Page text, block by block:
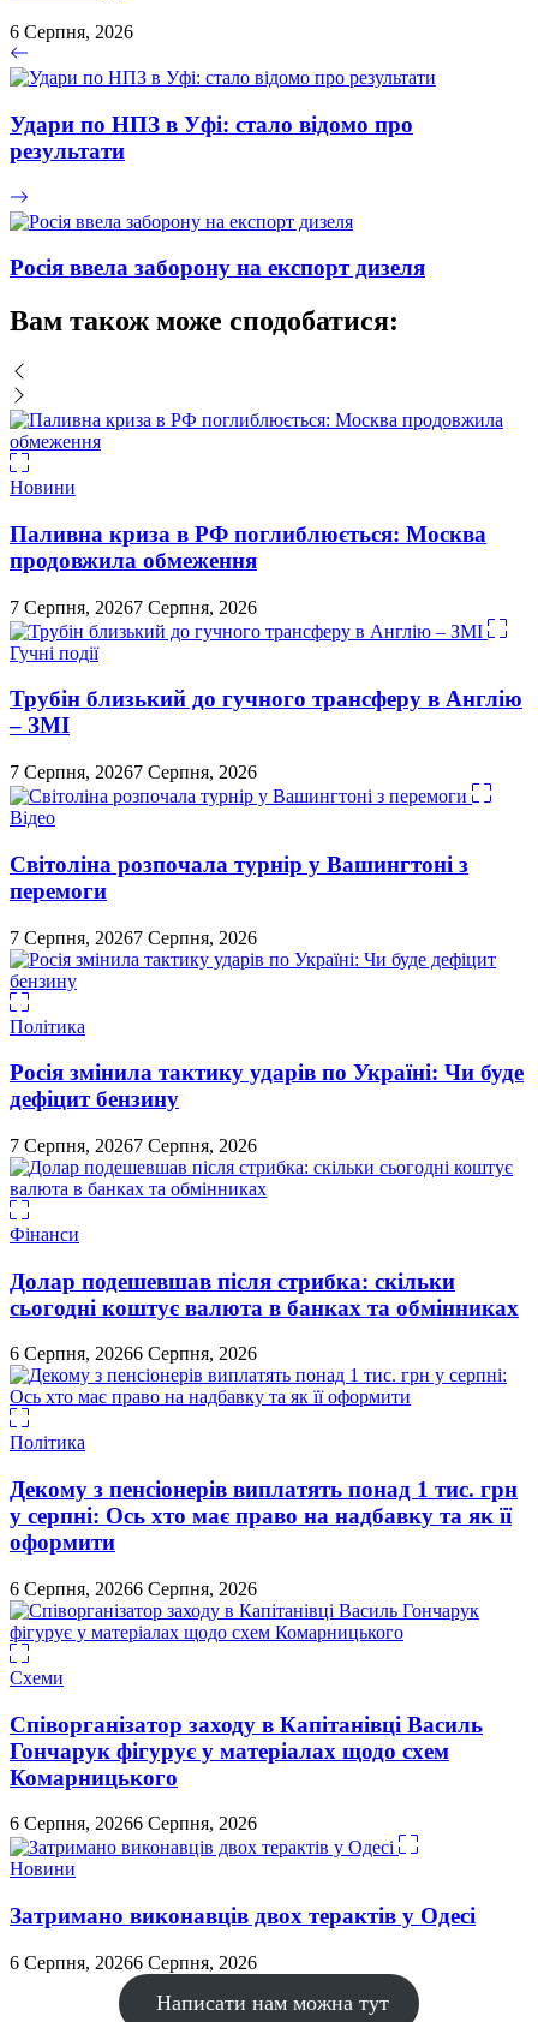
6 Серпня, 2026
Удари по НПЗ в Уфі: стало відомо про
результати
Росія ввела заборону на експорт дизеля
Вам також може сподобатися:
Новини
Паливна криза в РФ поглиблюється: Москва
продовжила обмеження
7 Серпня, 20267 Серпня, 2026
Гучні події
Трубін близький до гучного трансферу в Англію
– ЗМІ
7 Серпня, 20267 Серпня, 2026
Відео
Світоліна розпочала турнір у Вашингтоні з
перемоги
7 Серпня, 20267 Серпня, 2026
Політика
Росія змінила тактику ударів по Україні: Чи буде
дефіцит бензину
7 Серпня, 20267 Серпня, 2026
Фінанси
Долар подешевшав після стрибка: скільки
сьогодні коштує валюта в банках та обмінниках
6 Серпня, 20266 Серпня, 2026
Політика
Декому з пенсіонерів виплатять понад 1 тис. грн
у серпні: Ось хто має право на надбавку та як її
оформити
6 Серпня, 20266 Серпня, 2026
Схеми
Співорганізатор заходу в Капітанівці Василь
Гончарук фігурує у матеріалах щодо схем
Комарницького
6 Серпня, 20266 Серпня, 2026
Новини
Затримано виконавців двох терактів у Одесі
6 Серпня, 20266 Серпня, 2026
Написати нам можна тут